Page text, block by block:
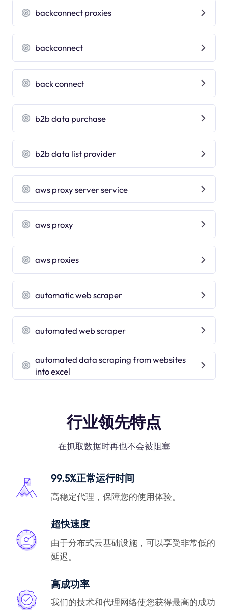
backconnect proxies
backconnect
back connect
b2b data purchase
b2b data list provider
aws proxy server service
aws proxy
aws proxies
automatic web scraper
automated web scraper
automated data scraping from websites
into excel
行业领先特点
在抓取数据时再也不会被阻塞
99.5%正常运行时间
高稳定代理，保障您的使用体验。
超快速度
由于分布式云基础设施，可以享受非常低的
延迟。
高成功率
我们的技术和代理网络使您获得最高的成功